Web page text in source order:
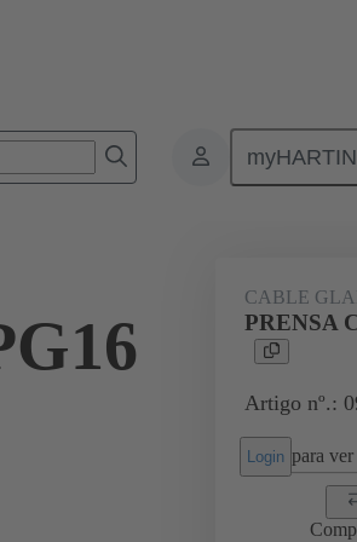
Accessories Cable glands
CABLE
PRENSA
Artigo nº.:
Login para